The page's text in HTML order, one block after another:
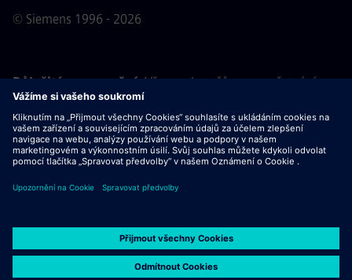
© Siemens 1996 - 2026
Důležité upozornění:Všem uchazečům o zaměstnání,
kteří se k nám chtějí připojit, oznamujeme, že společnost
Siemens nepožaduje žádné poplatky před, během ani po
výběrovém řízení. Nepožadujeme ani bankovní údaje, ani
osobní finanční informace výměnou za záruku zaměstnání.
mailech, které se vydávají za komunikaci od náboráře
jedná o kontakt související s výběrovým řízením, jehož se
účastníte.